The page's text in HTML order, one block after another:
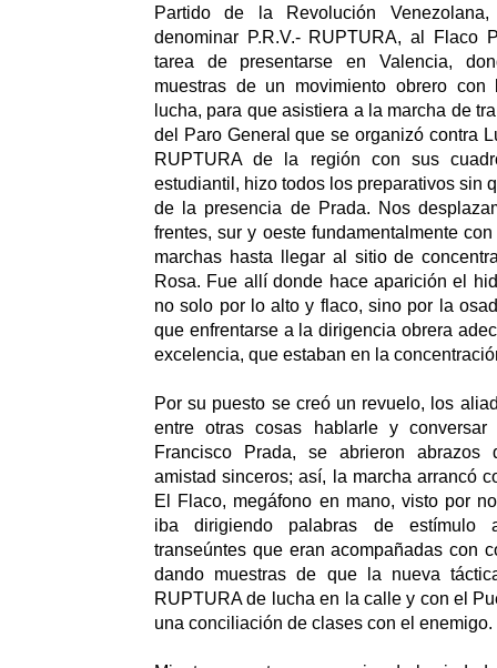
Partido de la Revolución
denominar P.R.V.- RUPTURA, al Flaco
tarea de presentarse en Valencia,
muestras de un movimiento obrero con
lucha, para que asistiera a la marcha de
del Paro General que se organizó contra
RUPTURA de la región con sus
estudiantil, hizo todos los preparativos sin
de la presencia de Prada. Nos
frentes, sur y oeste fundamentalmente
marchas hasta llegar al sitio de
Rosa. Fue allí donde hace aparición el
no solo por lo alto y flaco, sino por la
que enfrentarse a la dirigencia obrera
excelencia, que estaban en la
Por su puesto se creó un revuelo, los
entre otras cosas hablarle y conversar
Francisco Prada, se abrieron abrazos
amistad sinceros; así, la marcha arrancó
El Flaco, megáfono en mano, visto por
iba dirigiendo palabras de estímulo
transeúntes que eran acompañadas con
dando muestras de que la nueva
RUPTURA de lucha en la calle y con el
una conciliación de clases con el enemigo.